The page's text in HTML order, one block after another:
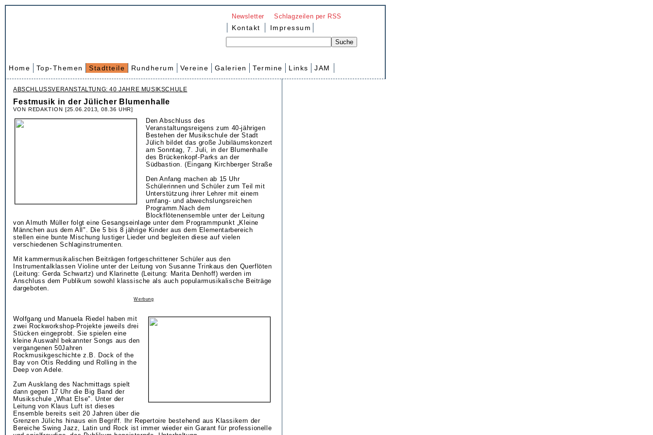
Newsletter Schlagzeilen per RSS
Kontakt Impressum
Home Top-Themen Stadtteile Rundherum Vereine Galerien Termine Links JAM
ABSCHLUSSVERANSTALTUNG: 40 JAHRE MUSIKSCHULE
Festmusik in der Jülicher Blumenhalle
VON REDAKTION [25.06.2013, 08.36 UHR]
Den Abschluss des
Veranstaltungsreigens zum 40-jährigen
Bestehen der Musikschule der Stadt
Jülich bildet das große Jubiläumskonzert
am Sonntag, 7. Juli, in der Blumenhalle
des Brückenkopf-Parks an der
Südbastion. (Eingang Kirchberger Straße
Den Anfang machen ab 15 Uhr
Schülerinnen und Schüler zum Teil mit
Unterstützung ihrer Lehrer mit einem
umfang- und abwechslungsreichen
Programm.Nach dem
Blockflötenensemble unter der Leitung
von Almuth Müller folgt eine Gesangseinlage unter dem Programmpunkt „Kleine
Männchen aus dem All". Die 5 bis 8 jährige Kinder aus dem Elementarbereich
stellen eine bunte Mischung lustiger Lieder und begleiten diese auf vielen
verschiedenen Schlaginstrumenten.
Mit kammermusikalischen Beiträgen fortgeschrittener Schüler aus den
Instrumentalklassen Violine unter der Leitung von Susanne Trinkaus den Querflöten
(Leitung: Gerda Schwartz) und Klarinette (Leitung: Marita Denhoff) werden im
Anschluss dem Publikum sowohl klassische als auch popularmusikalische Beiträge
dargeboten.
Werbung
Wolfgang und Manuela Riedel haben mit
zwei Rockworkshop-Projekte jeweils drei
Stücken eingeprobt. Sie spielen eine
kleine Auswahl bekannter Songs aus den
vergangenen 50Jahren
Rockmusikgeschichte z.B. Dock of the
Bay von Otis Redding und Rolling in the
Deep von Adele.
Zum Ausklang des Nachmittags spielt
dann gegen 17 Uhr die Big Band der
Musikschule „What Else". Unter der
Leitung von Klaus Luft ist dieses
Ensemble bereits seit 20 Jahren über die
Grenzen Jülichs hinaus ein Begriff. Ihr Repertoire bestehend aus Klassikern der
Bereiche Swing Jazz, Latin und Rock ist immer wieder ein Garant für professionelle